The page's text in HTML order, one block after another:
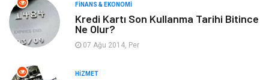
Ev İşleri
Gençlik & Eğlence
Sigorta
FINANS & EKONOMI
Kredi Kartı Son Kullanma Tarihi Bitince
Ne Olur?
07 Ağu 2014, Per
HIZMET